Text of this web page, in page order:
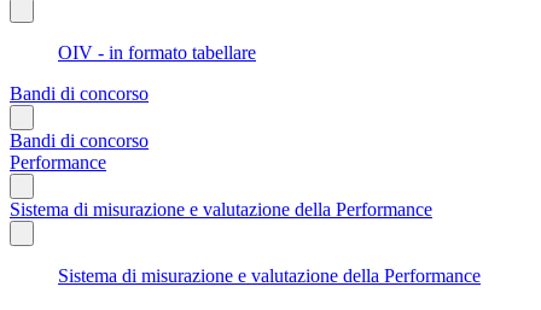
OIV - in formato tabellare
Bandi di concorso
Bandi di concorso
Performance
Sistema di misurazione e valutazione della Performance
Sistema di misurazione e valutazione della Performance